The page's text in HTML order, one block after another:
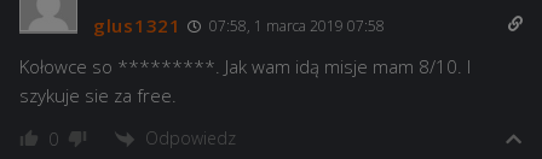
glus1321 07:58, 1 marca 2019 07:58
Kołowce so *********. Jak wam idą misje mam 8/10. I
szykuje sie za free.
0 Odpowiedz